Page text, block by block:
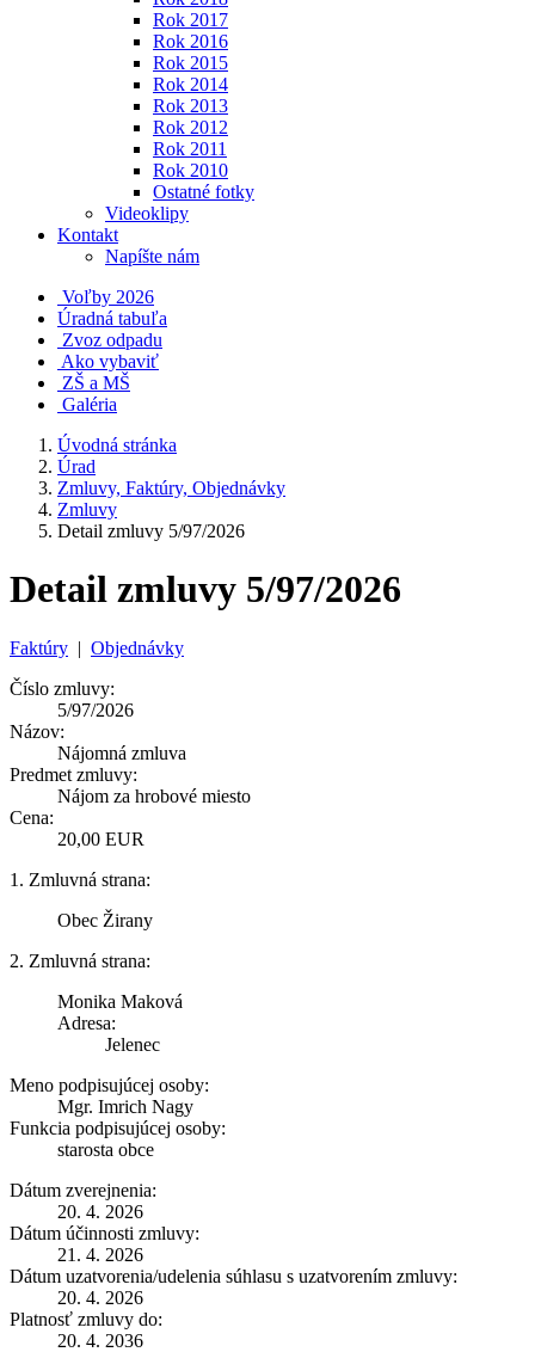
Rok 2017
Rok 2016
Rok 2015
Rok 2014
Rok 2013
Rok 2012
Rok 2011
Rok 2010
Ostatné fotky
Videoklipy
Kontakt
Napíšte nám
Voľby 2026
Úradná tabuľa
Zvoz odpadu
Ako vybaviť
ZŠ a MŠ
Galéria
Úvodná stránka
Úrad
Zmluvy, Faktúry, Objednávky
Zmluvy
Detail zmluvy 5/97/2026
Detail zmluvy 5/97/2026
Faktúry | Objednávky
Číslo zmluvy:
5/97/2026
Názov:
Nájomná zmluva
Predmet zmluvy:
Nájom za hrobové miesto
Cena:
20,00 EUR
1. Zmluvná strana:
Obec Žirany
2. Zmluvná strana:
Monika Maková
Adresa:
Jelenec
Meno podpisujúcej osoby:
Mgr. Imrich Nagy
Funkcia podpisujúcej osoby:
starosta obce
Dátum zverejnenia:
20. 4. 2026
Dátum účinnosti zmluvy:
21. 4. 2026
Dátum uzatvorenia/udelenia súhlasu s uzatvorením zmluvy:
20. 4. 2026
Platnosť zmluvy do:
20. 4. 2036